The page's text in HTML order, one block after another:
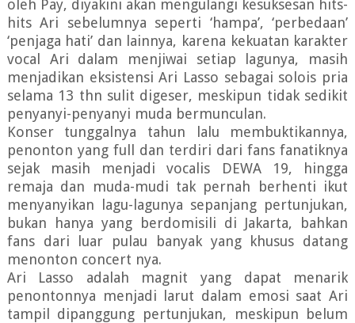
oleh Pay, diyakini akan mengulangi kesuksesan hits-
hits Ari sebelumnya seperti ‘hampa’, ‘perbedaan’
‘penjaga hati’ dan lainnya, karena kekuatan karakter
vocal Ari dalam menjiwai setiap lagunya, masih
menjadikan eksistensi Ari Lasso sebagai solois pria
selama 13 thn sulit digeser, meskipun tidak sedikit
penyanyi-penyanyi muda bermunculan.
Konser tunggalnya tahun lalu membuktikannya,
penonton yang full dan terdiri dari fans fanatiknya
sejak masih menjadi vocalis DEWA 19, hingga
remaja dan muda-mudi tak pernah berhenti ikut
menyanyikan lagu-lagunya sepanjang pertunjukan,
bukan hanya yang berdomisili di Jakarta, bahkan
fans dari luar pulau banyak yang khusus datang
menonton concert nya.
Ari Lasso adalah magnit yang dapat menarik
penontonnya menjadi larut dalam emosi saat Ari
tampil dipanggung pertunjukan, meskipun belum